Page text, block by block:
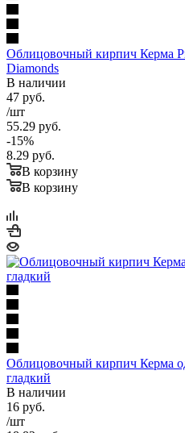
Облицовочный кирпич Керма
Diamonds
В наличии
47 руб.
/шт
55.29 руб.
-15%
8.29 руб.
В корзину
В корзину
Облицовочный кирпич Керма
гладкий
В наличии
16 руб.
/шт